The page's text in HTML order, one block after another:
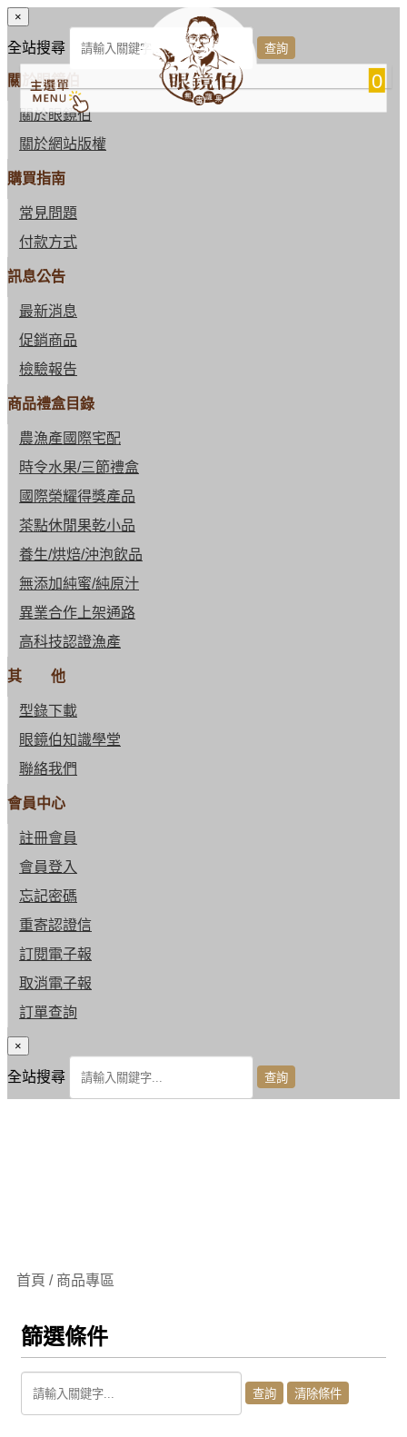
0
×
全站搜尋
關於眼鏡伯
關於眼鏡伯
關於網站版權
購買指南
常見問題
付款方式
訊息公告
最新消息
促銷商品
檢驗報告
商品禮盒目錄
農漁產國際宅配
時令水果/三節禮盒
國際榮耀得獎產品
茶點休閒果乾小品
養生/烘焙/沖泡飲品
無添加純蜜/純原汁
異業合作上架通路
高科技認證漁產
其 他
型錄下載
眼鏡伯知識學堂
聯絡我們
會員中心
註冊會員
會員登入
忘記密碼
重寄認證信
訂閱電子報
取消電子報
訂單查詢
×
全站搜尋
首頁 / 商品專區
篩選條件